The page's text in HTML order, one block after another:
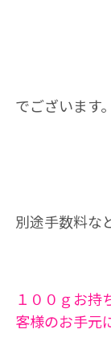
でございます。
別途手数料な
１００ｇお持
客様のお手元